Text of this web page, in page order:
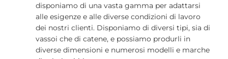
disponiamo di una vasta gamma per adattarsi
alle esigenze e alle diverse condizioni di lavoro
dei nostri clienti. Disponiamo di diversi tipi, sia di
vassoi che di catene, e possiamo produrli in
diverse dimensioni e numerosi modelli e marche